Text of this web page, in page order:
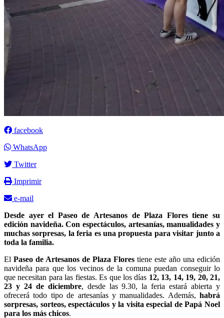
facebook
WhatsApp
Twitter
Imprimir
e-mail
Desde ayer el Paseo de Artesanos de Plaza Flores tiene su
edición navideña. Con espectáculos, artesanías, manualidades y
muchas sorpresas, la feria es una propuesta para visitar junto a
toda la familia.
El Paseo de Artesanos de Plaza Flores tiene este año una edición
navideña para que los vecinos de la comuna puedan conseguir lo
que necesitan para las fiestas. Es que los días 12, 13, 14, 19, 20, 21,
23 y 24 de diciembre, desde las 9.30, la feria estará abierta y
ofrecerá todo tipo de artesanías y manualidades. Además, habrá
sorpresas, sorteos, espectáculos y la visita especial de Papá Noel
para los más chicos.